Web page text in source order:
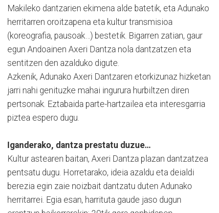
Makileko dantzarien ekimena alde batetik, eta Adunako
herritarren oroitzapena eta kultur transmisioa
(koreografia, pausoak…) bestetik. Bigarren zatian, gaur
egun Andoainen Axeri Dantza nola dantzatzen eta
sentitzen den azalduko digute.
Azkenik, Adunako Axeri Dantzaren etorkizunaz hizketan
jarri nahi genituzke mahai ingurura hurbiltzen diren
pertsonak. Eztabaida parte-hartzailea eta interesgarria
piztea espero dugu.
Iganderako, dantza prestatu duzue…
Kultur astearen baitan, Axeri Dantza plazan dantzatzea
pentsatu dugu. Horretarako, ideia azaldu eta deialdi
berezia egin zaie noizbait dantzatu duten Adunako
herritarrei. Egia esan, harrituta gaude jaso dugun